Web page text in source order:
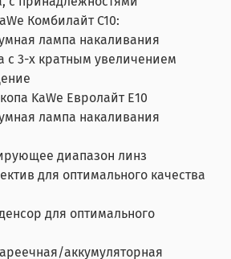
Комбилайт C10:
лампа накаливания
3-х кратным увеличением
KaWe Евролайт E10
лампа накаливания
диапазон линз
для оптимального качества
для оптимального
аккумуляторная